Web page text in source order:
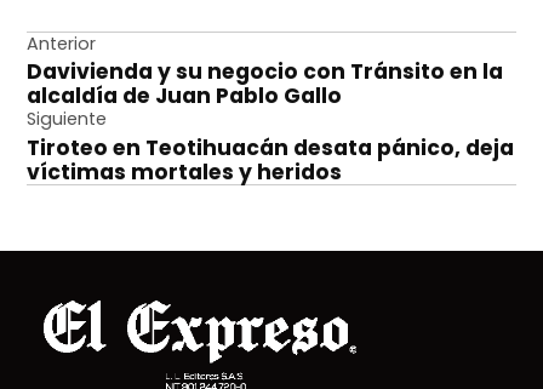
Navegación
de
entradas
Anterior
Davivienda y su negocio con Tránsito en la
alcaldía de Juan Pablo Gallo
Siguiente
Tiroteo en Teotihuacán desata pánico, deja
víctimas mortales y heridos